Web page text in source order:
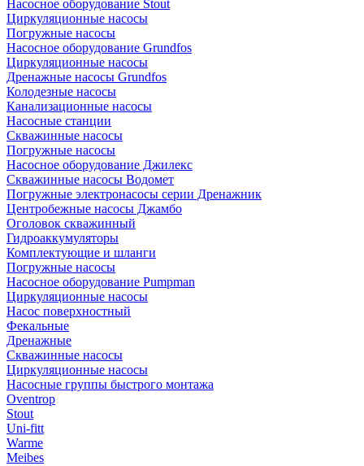
Насосное оборудование Stout
Циркуляционные насосы
Погружные насосы
Насосное оборудование Grundfos
Циркуляционные насосы
Дренажные насосы Grundfos
Колодезные насосы
Канализационные насосы
Насосные станции
Скважинные насосы
Погружные насосы
Насосное оборудование Джилекс
Скважинные насосы Водомет
Погружные электронасосы серии Дренажник
Центробежные насосы Джамбо
Оголовок скважинный
Гидроаккумуляторы
Комплектующие и шланги
Погружные насосы
Насосное оборудование Pumpman
Циркуляционные насосы
Насос поверхностный
Фекальные
Дренажные
Скважинные насосы
Циркуляционные насосы
Насосные группы быстрого монтажа
Oventrop
Stout
Uni-fitt
Warme
Meibes